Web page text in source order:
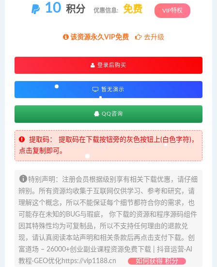
10 积分 优惠信息: 免费 VIP特权
该资源永久VIP免费 去升级
登录后购买
暂无演示
QQ咨询
提取码：
提取码在下载按钮旁的灰色按钮上(白色字符)，
点击复制即可。
特别声明：注册会员根据级别享有相关下载优惠，请仔细
辨别。所有资源均收集于互联网仅供学习、参考和研究，请
理解这个概念，所以不能保证每个细节都符合你的需求，也
可能存在未知的BUG与瑕疵， 你下载的资源和程序源码组件
因其特殊性均为可复制品，所以不支持任何理由的退款兑
现，请认真阅读本站声明和相关条款后再点击支付下载。创
富道场 – 26000+创业副业课程资源免费下载 | 抖音运营·AI
教程·GEO优化https://vip1188.cn
如何获得 积分